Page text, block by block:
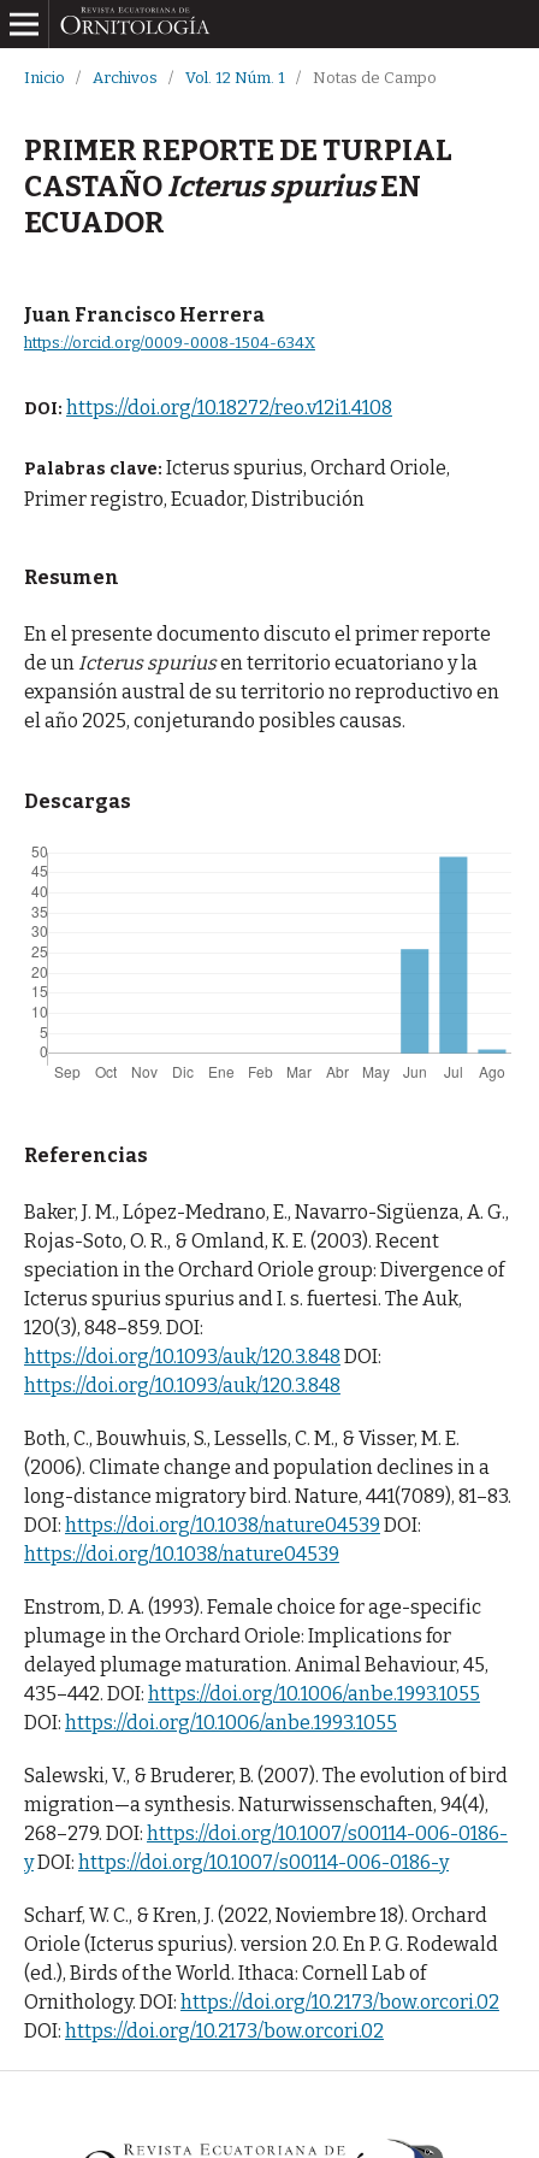
Inicio / Archivos / Vol. 12 Núm. 1 / Notas de Campo
PRIMER REPORTE DE TURPIAL
CASTAÑOIcterus spuriusEN
ECUADOR
Juan Francisco Herrera
https://orcid.org/0009-0008-1504-634X
DOI: https://doi.org/10.18272/reo.v12i1.4108
Palabras clave: Icterus spurius, Orchard Oriole,
Primer registro, Ecuador, Distribución
Resumen
En el presente documento discuto el primer reporte
de un Icterus spuriusen territorio ecuatoriano y la
expansión austral de su territorio no reproductivo en
el año 2025, conjeturando posibles causas.
Descargas
Referencias
Baker, J. M., López-Medrano, E., Navarro-Sigüenza, A. G.,
Rojas-Soto, O. R., & Omland, K. E. (2003). Recent
speciation in the Orchard Oriole group: Divergence of
Icterus spurius spurius and I. s. fuertesi. The Auk,
120(3), 848–859. DOI:
https://doi.org/10.1093/auk/120.3.848 DOI:
https://doi.org/10.1093/auk/120.3.848
Both, C., Bouwhuis, S., Lessells, C. M., & Visser, M. E.
(2006). Climate change and population declines in a
long-distance migratory bird. Nature, 441(7089), 81–83.
DOI: https://doi.org/10.1038/nature04539 DOI:
https://doi.org/10.1038/nature04539
Enstrom, D. A. (1993). Female choice for age-specific
plumage in the Orchard Oriole: Implications for
delayed plumage maturation. Animal Behaviour, 45,
435–442. DOI: https://doi.org/10.1006/anbe.1993.1055
DOI: https://doi.org/10.1006/anbe.1993.1055
Salewski, V., & Bruderer, B. (2007). The evolution of bird
migration—a synthesis. Naturwissenschaften, 94(4),
268–279. DOI: https://doi.org/10.1007/s00114-006-0186-
yDOI: https://doi.org/10.1007/s00114-006-0186-y
Scharf, W. C., & Kren, J. (2022, Noviembre 18). Orchard
Oriole (Icterus spurius). version 2.0. En P. G. Rodewald
(ed.), Birds of the World. Ithaca: Cornell Lab of
Ornithology. DOI: https://doi.org/10.2173/bow.orcori.02
DOI: https://doi.org/10.2173/bow.orcori.02